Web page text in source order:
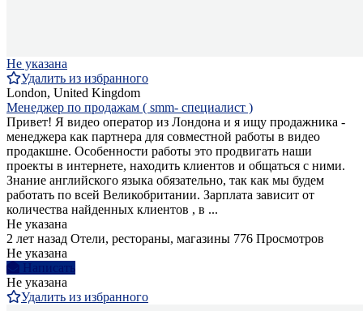
Не указана
Удалить из избранного
London, United Kingdom
Менеджер по продажам ( smm- специалист )
Привет! Я видео оператор из Лондона и я ищу продажника -
менеджера как партнера для совместной работы в видео
продакшне. Особенности работы это продвигать наши
проекты в интернете, находить клиентов и общаться с ними.
Знание английского языка обязательно, так как мы будем
работать по всей Великобритании. Зарплата зависит от
количества найденных клиентов , в ...
Не указана
2 лет назад Отели, рестораны, магазины 776 Просмотров
Не указана
Написать
Не указана
Удалить из избранного